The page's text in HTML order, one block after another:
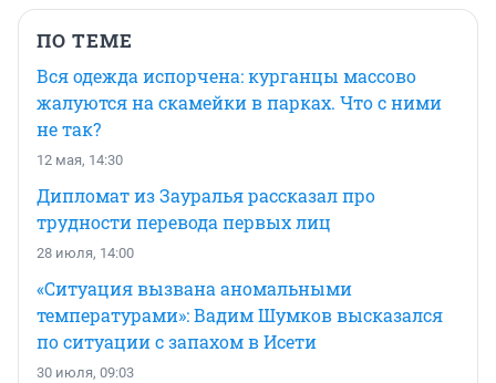
ПО ТЕМЕ
Вся одежда испорчена: курганцы массово
жалуются на скамейки в парках. Что с ними
не так?
12 мая, 14:30
Дипломат из Зауралья рассказал про
трудности перевода первых лиц
28 июля, 14:00
«Ситуация вызвана аномальными
температурами»: Вадим Шумков высказался
по ситуации с запахом в Исети
30 июля, 09:03